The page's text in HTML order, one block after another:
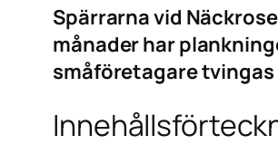
Spärrarna vid
månader har
småföretagare